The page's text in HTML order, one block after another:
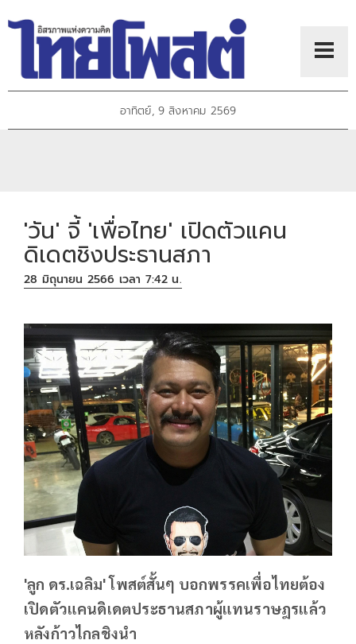
อาทิตย์, 9 สิงหาคม 2569
'วัน' จี้ 'เพื่อไทย' เปิดตัวแคน
ดิเดตชิงประธานสภา
28 มิถุนายน 2566 เวลา 7:42 น.
'ลูก ดร.เฉลิม' โพสต์สั้นๆ บอกพรรคเพื่อไทยต้อง
เปิดตัวแคนดิเดตประธานสภาผู้แทนราษฎรแล้ว
หลังก้าวไกลชิงนำ